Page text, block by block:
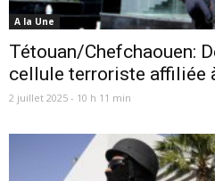
A la Une
Tétouan/Chefchaouen:
cellule terroriste affiliée
2 juillet 2025 - 10 h 11 min